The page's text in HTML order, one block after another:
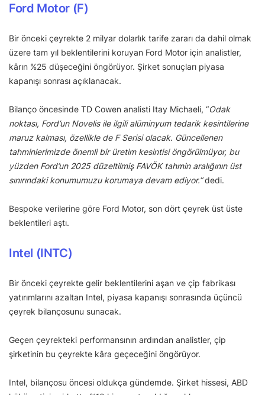
Ford Motor (F)
Bir önceki çeyrekte 2 milyar dolarlık tarife zararı da dahil olmak
üzere tam yıl beklentilerini koruyan Ford Motor için analistler,
kârın %25 düşeceğini öngörüyor. Şirket sonuçları piyasa
kapanışı sonrası açıklanacak.
Bilanço öncesinde TD Cowen analisti Itay Michaeli, “Odak
noktası, Ford’un Novelis ile ilgili alüminyum tedarik kesintilerine
maruz kalması, özellikle de F Serisi olacak. Güncellenen
tahminlerimizde önemli bir üretim kesintisi öngörülmüyor, bu
yüzden Ford’un 2025 düzeltilmiş FAVÖK tahmin aralığının üst
sınırındaki konumumuzu korumaya devam ediyor.”dedi.
Bespoke verilerine göre Ford Motor, son dört çeyrek üst üste
beklentileri aştı.
Intel (INTC)
Bir önceki çeyrekte gelir beklentilerini aşan ve çip fabrikası
yatırımlarını azaltan Intel, piyasa kapanışı sonrasında üçüncü
çeyrek bilançosunu sunacak.
Geçen çeyrekteki performansının ardından analistler, çip
şirketinin bu çeyrekte kâra geçeceğini öngörüyor.
Intel, bilançosu öncesi oldukça gündemde. Şirket hissesi, ABD